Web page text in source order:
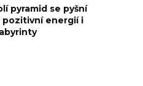
pyramid se pyšní
pozitivní energií i